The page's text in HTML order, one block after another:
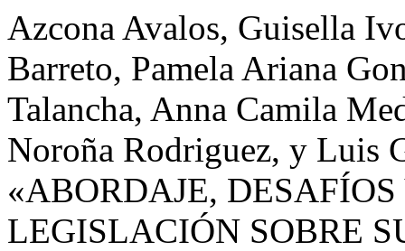
Azcona Avalos, Guisella
Barreto, Pamela Ariana
Talancha, Anna Camila
Noroña Rodriguez, y Luis
«ABORDAJE,
LEGISLACIÓN SOBRE